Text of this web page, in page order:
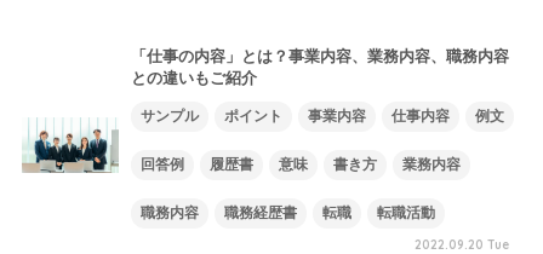
「仕事の内容」とは？事業内容、業務内容、職務内容
との違いもご紹介
サンプル ポイント 事業内容 仕事内容 例文
回答例 履歴書 意味 書き方 業務内容
職務内容 職務経歴書 転職 転職活動
2022.09.20 Tue